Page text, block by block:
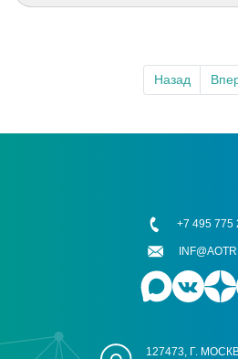
Назад
127473, Г.
+7 495 775